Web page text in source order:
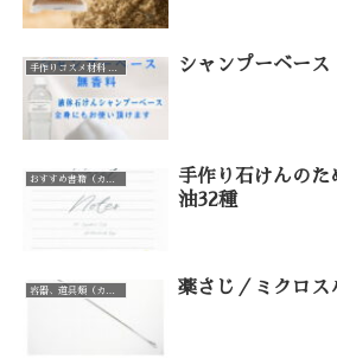
手作りコスメ材料 手作り石けん材料（カテゴリー一覧） シャンプーベース
手作り石けんのた
油32種
薬さじ／ミクロス